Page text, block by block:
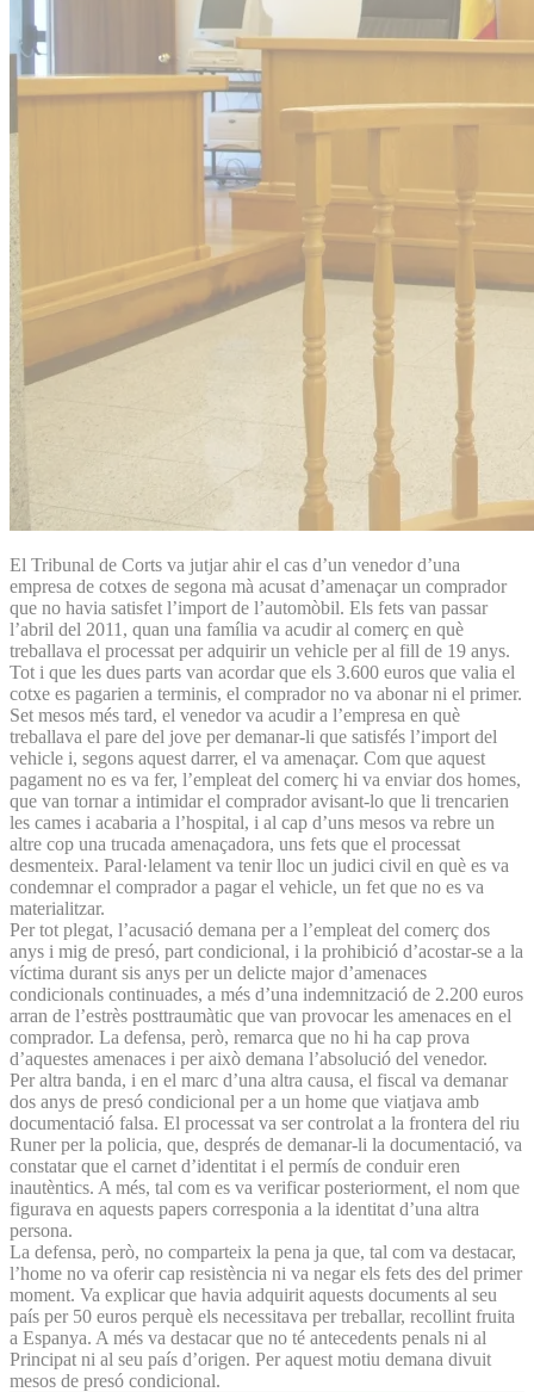
El Tribunal de Corts va jutjar ahir el cas d’un venedor d’una
empresa de cotxes de segona mà acusat d’amenaçar un comprador
que no havia satisfet l’import de l’automòbil. Els fets van passar
l’abril del 2011, quan una família va acudir al comerç en què
treballava el processat per adquirir un vehicle per al fill de 19 anys.
Tot i que les dues parts van acordar que els 3.600 euros que valia el
cotxe es pagarien a terminis, el comprador no va abonar ni el primer.
Set mesos més tard, el venedor va acudir a l’empresa en què
treballava el pare del jove per demanar-li que satisfés l’import del
vehicle i, segons aquest darrer, el va amenaçar. Com que aquest
pagament no es va fer, l’empleat del comerç hi va enviar dos homes,
que van tornar a intimidar el comprador avisant-lo que li trencarien
les cames i acabaria a l’hospital, i al cap d’uns mesos va rebre un
altre cop una trucada amenaçadora, uns fets que el processat
desmenteix. Paral·lelament va tenir lloc un judici civil en què es va
condemnar el comprador a pagar el vehicle, un fet que no es va
materialitzar.
Per tot plegat, l’acusació demana per a l’empleat del comerç dos
anys i mig de presó, part condicional, i la prohibició d’acostar-se a la
víctima durant sis anys per un delicte major d’amenaces
condicionals continuades, a més d’una indemnització de 2.200 euros
arran de l’estrès posttraumàtic que van provocar les amenaces en el
comprador. La defensa, però, remarca que no hi ha cap prova
d’aquestes amenaces i per això demana l’absolució del venedor.
Per altra banda, i en el marc d’una altra causa, el fiscal va demanar
dos anys de presó condicional per a un home que viatjava amb
documentació falsa. El processat va ser controlat a la frontera del riu
Runer per la policia, que, després de demanar-li la documentació, va
constatar que el carnet d’identitat i el permís de conduir eren
inautèntics. A més, tal com es va verificar posteriorment, el nom que
figurava en aquests papers corresponia a la identitat d’una altra
persona.
La defensa, però, no comparteix la pena ja que, tal com va destacar,
l’home no va oferir cap resistència ni va negar els fets des del primer
moment. Va explicar que havia adquirit aquests documents al seu
país per 50 euros perquè els necessitava per treballar, recollint fruita
a Espanya. A més va destacar que no té antecedents penals ni al
Principat ni al seu país d’origen. Per aquest motiu demana divuit
mesos de presó condicional.